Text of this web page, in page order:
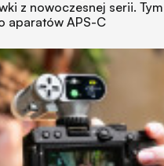
z nowoczesnej serii. Tym
aparatów APS-C